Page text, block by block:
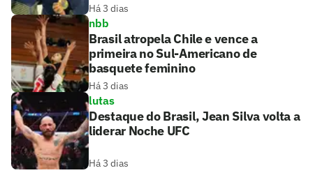
Há 3 dias
nbb
Brasil atropela Chile e vence a
primeira no Sul-Americano de
basquete feminino
Há 3 dias
lutas
Destaque do Brasil, Jean Silva volta a
liderar Noche UFC
Há 3 dias